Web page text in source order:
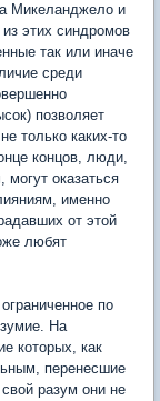
Микеланджело и
этих синдромов
так или иначе
среди
позволяет
только каких-то
концов, люди,
оказаться
именно
от этой
любят
по
На
которых, как
перенесшие
разум они не